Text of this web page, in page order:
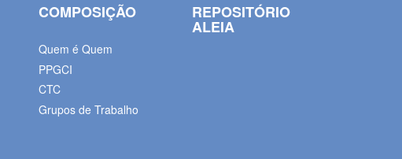
COMPOSIÇÃO
Quem é Quem
PPGCI
CTC
Grupos de Trabalho
REPOSITÓRIO
ALEIA